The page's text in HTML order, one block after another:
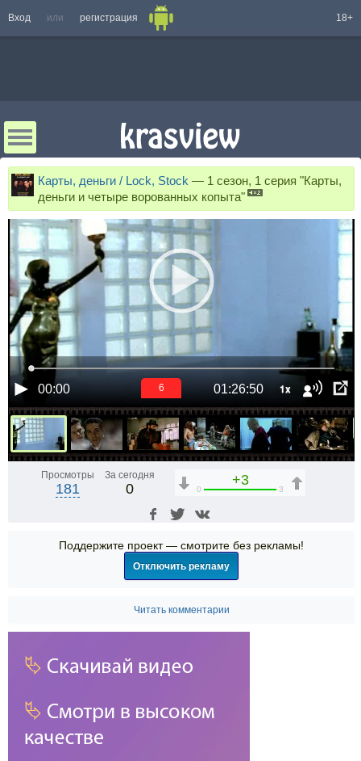
Вход или регистрация 18+
Карты, деньги / Lock, Stock — 1 сезон, 1 серия "Карты,
деньги и четыре ворованных копыта"
00:00 01:26:50 1x
6
Просмотры
181
За сегодня
0
+3
0 3
Поддержите проект — смотрите без рекламы!
Отключить рекламу
Читать комментарии